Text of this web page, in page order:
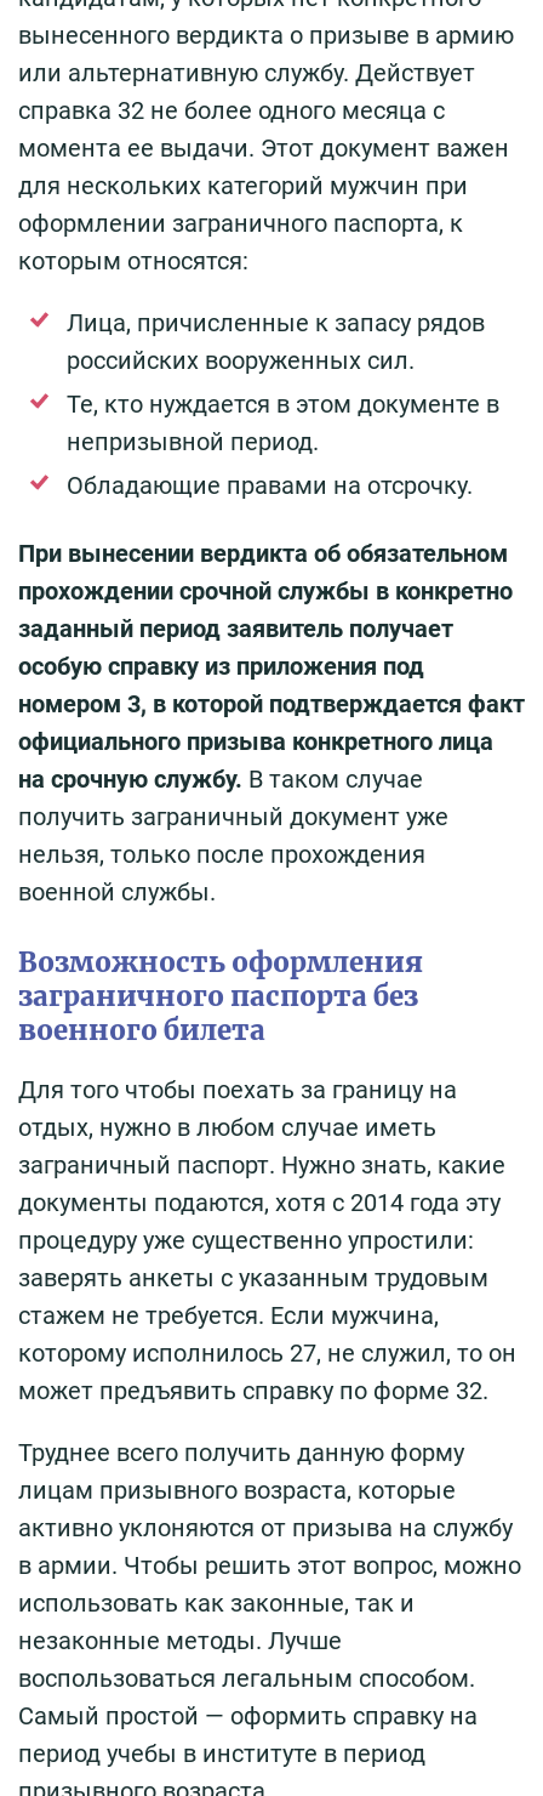
вынесенного вердикта о призыве в армию
или альтернативную службу. Действует
справка 32 не более одного месяца с
момента ее выдачи. Этот документ важен
для нескольких категорий мужчин при
оформлении заграничного паспорта, к
которым относятся:
Лица, причисленные к запасу рядов
российских вооруженных сил.
Те, кто нуждается в этом документе в
непризывной период.
Обладающие правами на отсрочку.
При вынесении вердикта об обязательном
прохождении срочной службы в конкретно
заданный период заявитель получает
особую справку из приложения под
номером 3, в которой подтверждается факт
официального призыва конкретного лица
на срочную службу. В таком случае
получить заграничный документ уже
нельзя, только после прохождения
военной службы.
Возможность оформления
заграничного паспорта без
военного билета
Для того чтобы поехать за границу на
отдых, нужно в любом случае иметь
заграничный паспорт. Нужно знать, какие
документы подаются, хотя с 2014 года эту
процедуру уже существенно упростили:
заверять анкеты с указанным трудовым
стажем не требуется. Если мужчина,
которому исполнилось 27, не служил, то он
может предъявить справку по форме 32.
Труднее всего получить данную форму
лицам призывного возраста, которые
активно уклоняются от призыва на службу
в армии. Чтобы решить этот вопрос, можно
использовать как законные, так и
незаконные методы. Лучше
воспользоваться легальным способом.
Самый простой — оформить справку на
период учебы в институте в период